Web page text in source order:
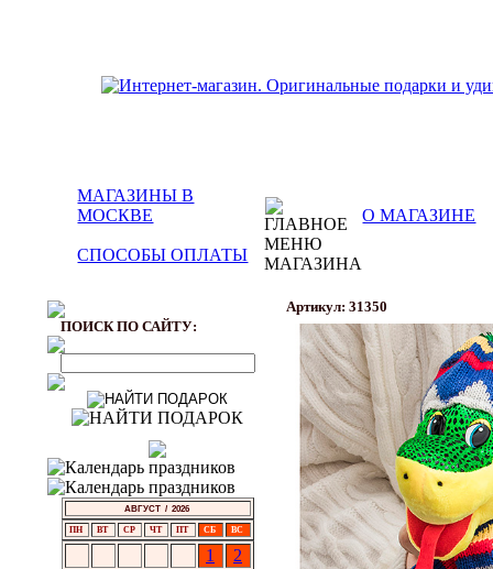
МАГАЗИНЫ В
МОСКВЕ
О МАГАЗИНЕ
СПОСОБЫ ОПЛАТЫ
ПОИСК ПО САЙТУ:
АВГУСТ / 2026
ПН ВТ СР ЧТ ПТ СБ ВС
1
2
Артикул: 31350